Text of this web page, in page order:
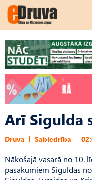
Arī Sigulda
Druva Sabiedrība
Nākošajā vasarā no 10.
pasākumiem Siguldas